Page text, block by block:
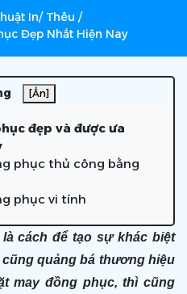
In/ Thêu /
Đẹp Nhất Hiện Nay
[Ẩn]
đẹp và được ưa
phục thủ công bằng
phục vi tính
cách để tạo sự khác biệt
quảng bá thương hiệu
may đồng phục, thì cũng